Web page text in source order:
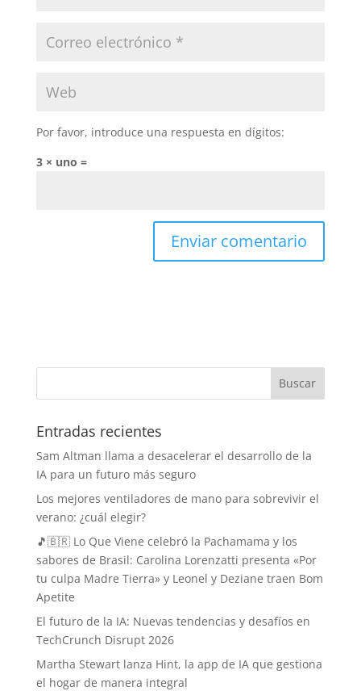
Por favor, introduce una respuesta en dígitos:
3 × uno =
Entradas recientes
Sam Altman llama a desacelerar el desarrollo de la
IA para un futuro más seguro
Los mejores ventiladores de mano para sobrevivir el
verano: ¿cuál elegir?
🎵🇧🇷 Lo Que Viene celebró la Pachamama y los
sabores de Brasil: Carolina Lorenzatti presenta «Por
tu culpa Madre Tierra» y Leonel y Deziane traen Bom
Apetite
El futuro de la IA: Nuevas tendencias y desafíos en
TechCrunch Disrupt 2026
Martha Stewart lanza Hint, la app de IA que gestiona
el hogar de manera integral